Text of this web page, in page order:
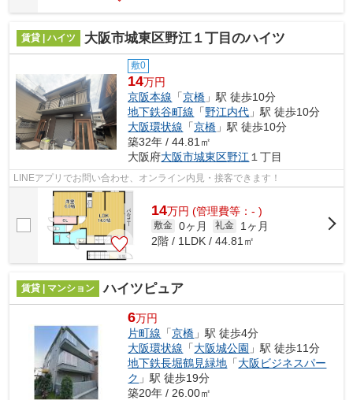
賃貸 | ハイツ 大阪市城東区野江１丁目のハイツ
敷0
14万円
京阪本線 「京橋 」駅 徒歩10分
地下鉄谷町線 「野江内代 」駅 徒歩10分
大阪環状線 「京橋 」駅 徒歩10分
築32年 / 44.81㎡
大阪府大阪市城東区野江 １丁目
LINEアプリでお問い合わせ、オンライン内見・接客できます！
14万円 (管理費等：- )
敷金 0ヶ月 礼金
1ヶ月
2階 / 1LDK / 44.81㎡
賃貸 | マンション ハイツピュア
6万円
片町線 「京橋 」駅 徒歩4分
大阪環状線 「大阪城公園 」駅 徒歩11分
地下鉄長堀鶴見緑地 「大阪ビジネスパー
ク 」駅 徒歩19分
築20年 / 26.00㎡